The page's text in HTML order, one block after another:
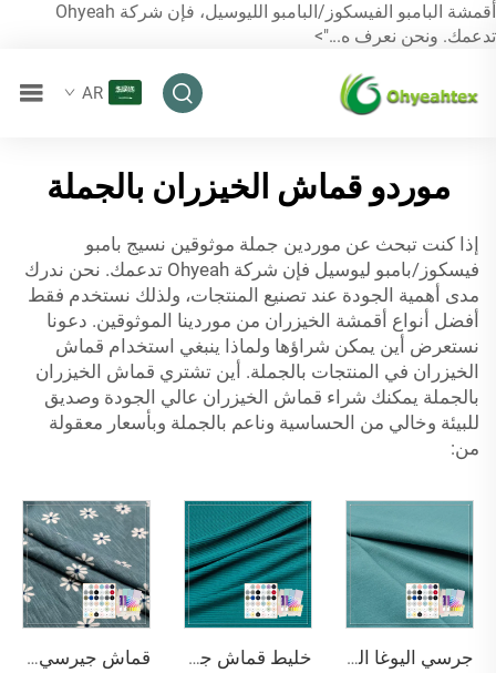
أقمشة البامبو الفيسكوز/البامبو الليوسيل، فإن شركة Ohyeah
تدعمك. ونحن نعرف ه...">
AR
موردو قماش الخيزران بالجملة
إذا كنت تبحث عن موردين جملة موثوقين نسيج بامبو
فيسكوز/بامبو ليوسيل
فإن شركة Ohyeah تدعمك. نحن ندرك
مدى أهمية الجودة عند تصنيع المنتجات، ولذلك نستخدم فقط
أفضل أنواع أقمشة الخيزران من موردينا الموثوقين. دعونا
نستعرض أين يمكن شراؤها ولماذا ينبغي استخدام قماش
الخيزران في المنتجات بالجملة. أين تشتري قماش الخيزران
بالجملة يمكنك شراء قماش الخيزران عالي الجودة وصديق
للبيئة وخالي من الحساسية وناعم بالجملة وبأسعار معقولة
من:
جرسي اليوغا المتقدم من الخيزران مع شهادتي OEKO-TEX وOCS المزدوجتين خليط قماش جيرسي ريب بنمط 2x2 من الخيزران والسباندكس للملابس الحساسة قماش جيرسي متقدم من خليط الخيزران والقطن بنسبة 70/30 مع طباعة رقمية نشطة للملابس الحساسة